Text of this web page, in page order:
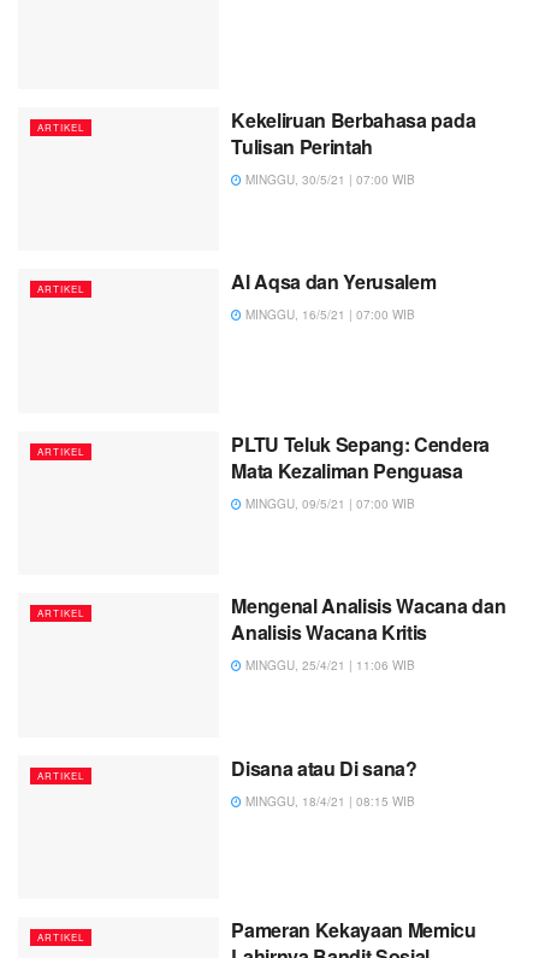
ARTIKEL
Kekeliruan Berbahasa pada
Tulisan Perintah
MINGGU, 30/5/21 | 07:00 WIB
ARTIKEL Al Aqsa dan Yerusalem
MINGGU, 16/5/21 | 07:00 WIB
ARTIKEL
PLTU Teluk Sepang: Cendera
Mata Kezaliman Penguasa
MINGGU, 09/5/21 | 07:00 WIB
ARTIKEL
Mengenal Analisis Wacana dan
Analisis Wacana Kritis
MINGGU, 25/4/21 | 11:06 WIB
ARTIKEL Disana atau Di sana?
MINGGU, 18/4/21 | 08:15 WIB
ARTIKEL
Pameran Kekayaan Memicu